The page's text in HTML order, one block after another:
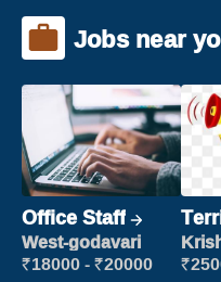
Jobs near
Office Staff
West-godavari
₹18000 - ₹20000